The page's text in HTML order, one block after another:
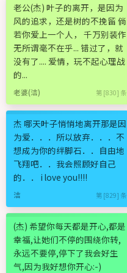
老公(杰) 叶子的离开，是因为
风的追求，还是树的不挽留 倘
若你爱上一个人， 千万别装作
无所谓毫不在乎... 错过了，就
没有了.... 爱情，玩不起心理战
的...
老婆(洁) 第 [830] 条
杰 哪天叶子悄悄地离开那是因
为爱．．．所以放弃．．．不
想成为你的绊脚石．．自由地
飞翔吧．．我会照顾好自己
的．． i love you!!!!
洁 第 [829] 条
(杰) 希望你每天都是开心,都是
幸福,让她们不停的围绕你转,
永远不要停,停下了我会好生
气,因为我好想你开心:-)